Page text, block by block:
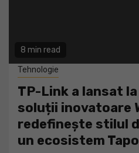
8 min read
Tehnologie
TP-Link a lansat
soluții inovatoare
redefinește stilul
un ecosistem